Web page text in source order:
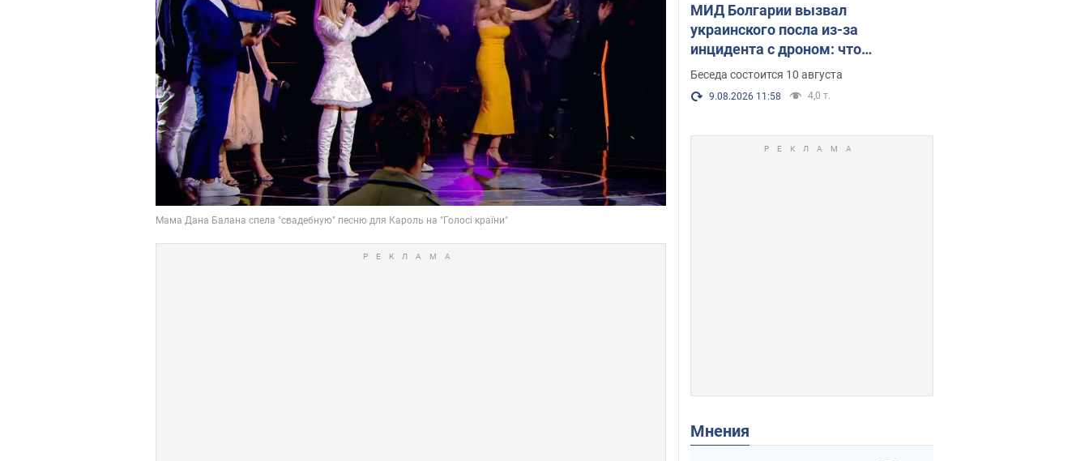
МИД Болгарии вызвал
украинского посла из-за
инцидента с дроном: что
произошло
Беседа состоится 10 августа
9.08.2026 11:58 4,0 т.
Мнения